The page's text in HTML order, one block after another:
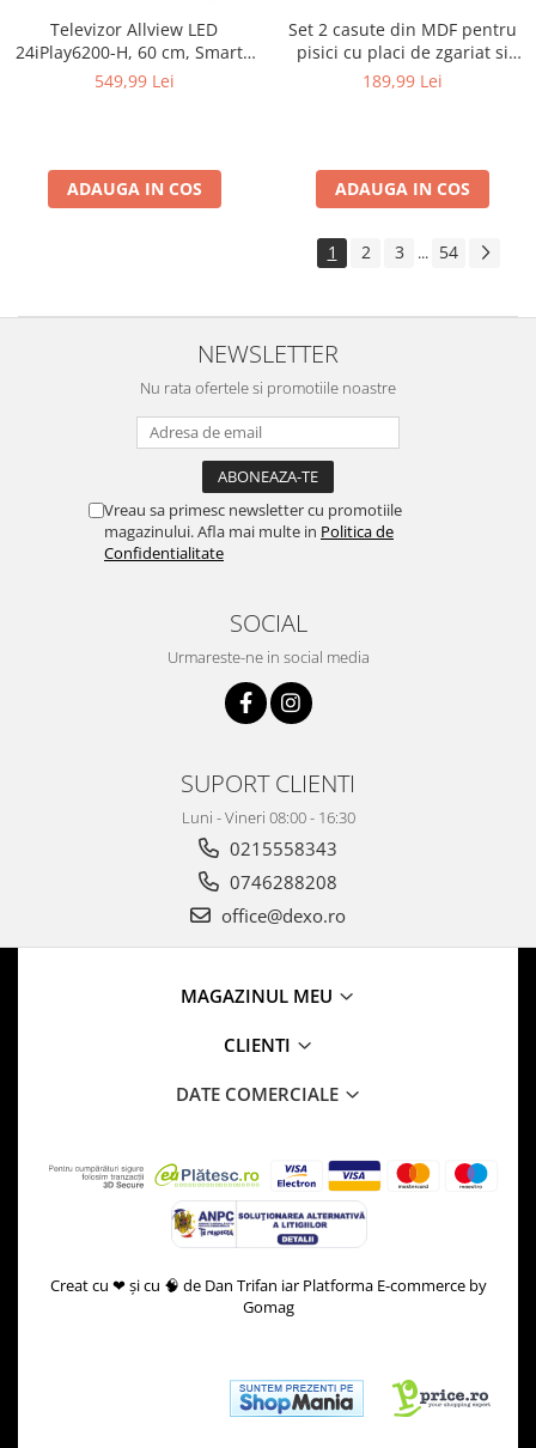
Televizor Allview LED
24iPlay6200-H, 60 cm, Smart ,
HD, Clasa E - Copie
549,99 Lei
ADAUGA IN COS
Set 2 casute din MDF pentru
pisici cu placi de zgariat si
terasa, Buntz, pentru interior,
189,99 Lei
ADAUGA IN COS
1 2 3 ... 54
NEWSLETTER
Nu rata ofertele si promotiile noastre
Vreau sa primesc newsletter cu promotiile
magazinului. Afla mai multe in Politica de
Confidentialitate
SOCIAL
Urmareste-ne in social media
SUPORT CLIENTI
Luni - Vineri 08:00 - 16:30
0215558343
0746288208
office@dexo.ro
MAGAZINUL MEU
CLIENTI
DATE COMERCIALE
Creat cu ❤ și cu 🧠 de Dan Trifan iar Platforma E-commerce by
Gomag